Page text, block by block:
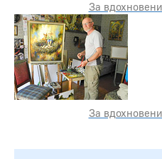
За
За